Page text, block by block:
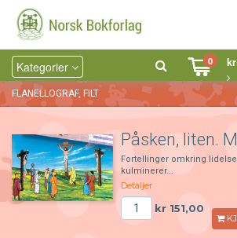
Kategorier
0
FLANELLOGRAF, FILT
Påsken, liten.
Fortellinger omkring
kulminerer...
Detaljer
kr 151,00